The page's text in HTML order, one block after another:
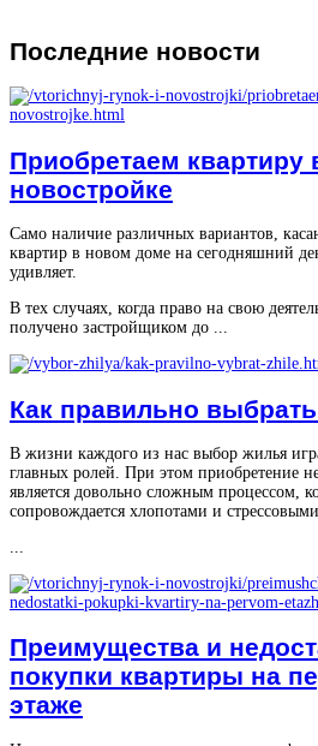
Последние новости
Приобретаем квартиру
новостройке
Само наличие различных вариантов,
квартир в новом доме на сегодняшний
удивляет.
В тех случаях, когда право на свою
получено застройщиком до ...
Как правильно
В жизни каждого из нас выбор жилья
главных ролей. При этом приобретение
является довольно сложным процессом,
сопровождается хлопотами и
...
Преимущества и
покупки квартиры на
этаже